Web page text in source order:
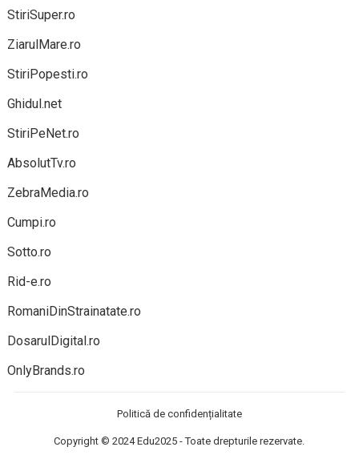
StiriSuper.ro
ZiarulMare.ro
StiriPopesti.ro
Ghidul.net
StiriPeNet.ro
AbsolutTv.ro
ZebraMedia.ro
Cumpi.ro
Sotto.ro
Rid-e.ro
RomaniDinStrainatate.ro
DosarulDigital.ro
OnlyBrands.ro
Politică de confidențialitate
Copyright © 2024Edu2025 - Toate drepturile rezervate.